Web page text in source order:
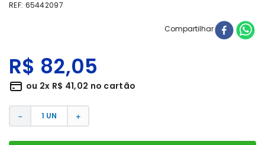
REF: 65442097
Compartilhar
R$ 82,05
ou 2x R$ 41,02 no cartão
＋
－